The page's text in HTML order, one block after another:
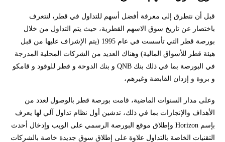
قبل أن نتطرق إلى معرفة أفضل أسهم للتداول في قطر، لنتعرف
باختصار عن تاريخ سوق الاسهم القطرية، حيث يتم التداول من خلال
بورصة قطر التي تأسست في عام 1995 (يتم الإشراف عليها من قبل
هيئة قطر للأسواق المالية) وهناك العديد من الشركات المحلية المدرجة
في البورصة بما في ذلك بنك QNB و بنك الدوحة و قطر للوقود و قامكو
و بروة و إزدان القابضة وغيرهم،
وعلى مدار السنوات الماضية، قامت بورصة قطر بالوصول لعدد من
الأهداف والإنجازات بما في ذلك، تدشين أول نظام تداول آلي لها يعرف
بإسم Horizon وإطلاق موقع البورصة الرسمي على الويب وإدخال أحدث
التقنيات الخاصة بالتداول علاوة على إطلاق سوق جديدة خاصة بالشركات